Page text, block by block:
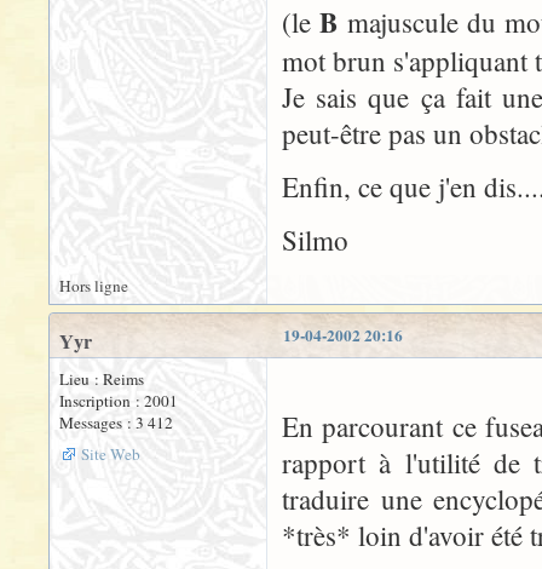
(leB majuscule du
mot brun s'appliquant
Je sais que ça fait
peut-être pas un
Enfin, ce que j'en
Silmo
Hors ligne
19-04-2002 20:16
Yyr
Lieu : Reims
Inscription : 2001
Messages : 3 412
Site Web
En parcourant ce
rapport à l'utilité de
traduire une
*très* loin d'avoir été